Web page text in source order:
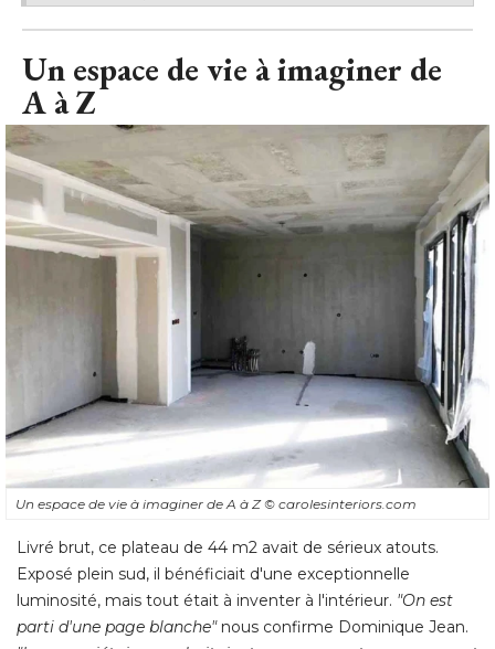
Un espace de vie à imaginer de
A à Z
Un espace de vie à imaginer de A à Z© carolesinteriors.com
Livré brut, ce plateau de 44 m2 avait de sérieux atouts.
Exposé plein sud, il bénéficiait d'une exceptionnelle
luminosité, mais tout était à inventer à l'intérieur. "On est
parti d'une page blanche" nous confirme Dominique Jean.